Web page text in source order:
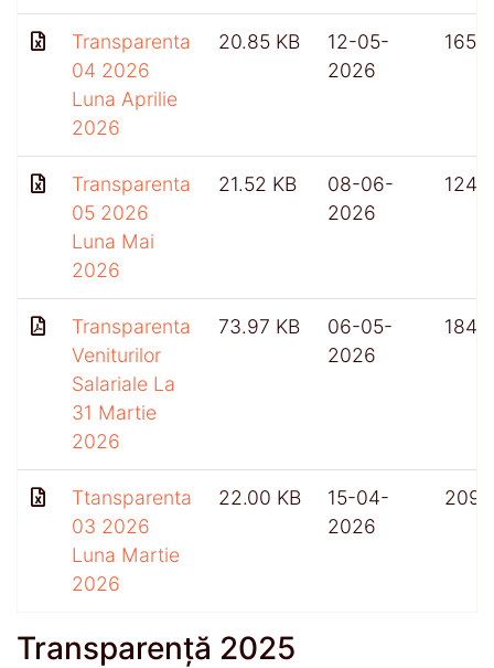
Transparenta
04 2026
Luna Aprilie
2026
20.85 KB
12-05-
2026
165
Transparenta
05 2026
Luna Mai
2026
21.52 KB
08-06-
2026
124
Transparenta
Veniturilor
Salariale La
31 Martie
2026
73.97 KB
06-05-
2026
184
Ttansparenta
03 2026
Luna Martie
2026
22.00 KB
15-04-
2026
209
Transparență 2025